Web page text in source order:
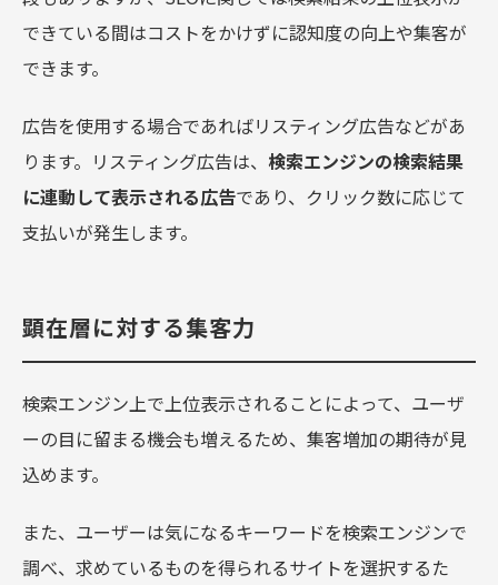
できている間はコストをかけずに認知度の向上や集客が
できます。
広告を使用する場合であればリスティング広告などがあ
ります。リスティング広告は、 検索エンジンの検索結果
に連動して表示される広告であり、クリック数に応じて
支払いが発生します。
顕在層に対する集客力
検索エンジン上で上位表示されることによって、ユーザ
ーの目に留まる機会も増えるため、集客増加の期待が見
込めます。
また、ユーザーは気になるキーワードを検索エンジンで
調べ、求めているものを得られるサイトを選択するた